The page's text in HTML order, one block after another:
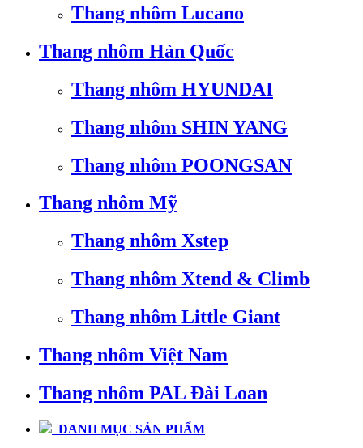
Thang nhôm Lucano
Thang nhôm Hàn Quốc
Thang nhôm HYUNDAI
Thang nhôm SHIN YANG
Thang nhôm POONGSAN
Thang nhôm Mỹ
Thang nhôm Xstep
Thang nhôm Xtend & Climb
Thang nhôm Little Giant
Thang nhôm Việt Nam
Thang nhôm PAL Đài Loan
DANH MỤC SẢN PHẨM